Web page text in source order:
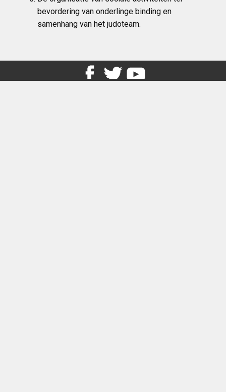
bevordering van onderlinge binding en
samenhang van het judoteam.